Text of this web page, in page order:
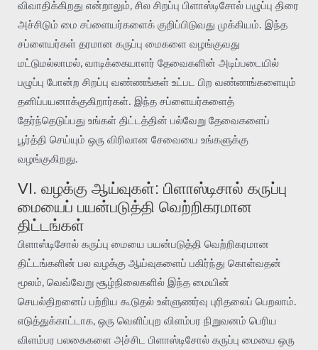
விவாதிக்கிறது என்றாலும், சில சிறப்பு பிளாஸ்டிசோல் பழுப்பு திரை
அச்சிடும் மை சப்ளையர்களைக் குறிப்பிடுவது முக்கியம். இந்த
சப்ளையர்கள் தரமான கருப்பு மைகளை வழங்குவது
மட்டுமல்லாமல், வாடிக்கையாளர் தேவைகளின் அடிப்படையில்
பழுப்பு போன்ற சிறப்பு வண்ணங்கள் உட்பட பிற வண்ணங்களையும்
தனிப்பயனாக்குகிறார்கள். இந்த சப்ளையர்களைத்
தேர்ந்தெடுப்பது உங்கள் திட்டத்தின் பல்வேறு தேவைகளைப்
பூர்த்தி செய்யும் ஒரு விரிவான சேவையை உங்களுக்கு
வழங்குகிறது.
VI. வழக்கு ஆய்வுகள்: பிளாஸ்டிசால் கருப்பு
மையைப் பயன்படுத்தி வெற்றிகரமான
திட்டங்கள்
பிளாஸ்டிசோல் கருப்பு மையை பயன்படுத்தி வெற்றிகரமான
திட்டங்களின் பல வழக்கு ஆய்வுகளைப் பகிர்ந்து கொள்வதன்
மூலம், வெவ்வேறு சூழ்நிலைகளில் இந்த மையின்
செயல்திறனைப் பற்றிய கூடுதல் உள்ளுணர்வு புரிதலைப் பெறலாம்.
எடுத்துக்காட்டாக, ஒரு வெளிப்புற விளம்பர நிறுவனம் பெரிய
விளம்பர பலகைகளை அச்சிட பிளாஸ்டிசோல் கருப்பு மையை ஒரு